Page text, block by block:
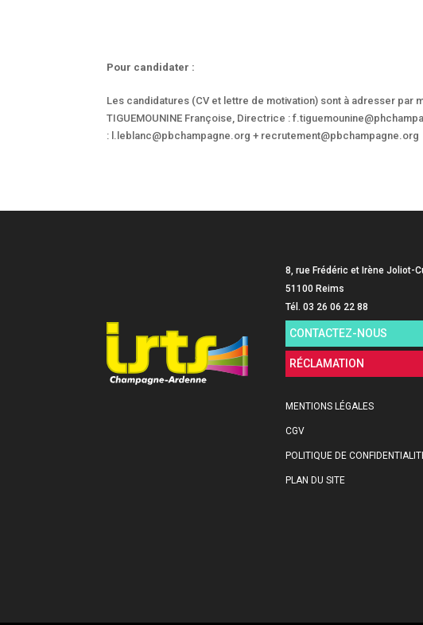
Pour candidater :
Les candidatures (CV et lettre de motivation) sont à adresser par
TIGUEMOUNINE Françoise, Directrice :
: l.leblanc@pbchampagne.org + recrutement@pbchampagne.org
8, rue Frédéric et Irène Joliot-
51100 Reims
Tél. 03 26 06 22 88
CONTACTEZ-NOUS
RÉCLAMATION
MENTIONS LÉGALES
CGV
POLITIQUE DE
PLAN DU SITE